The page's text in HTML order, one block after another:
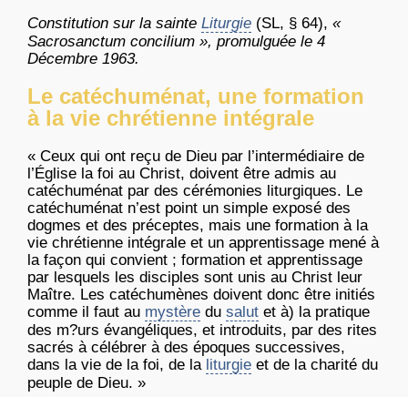
Constitution surla sainte Liturgie (SL, § 64), «
Sacrosanctum concilium », promulguée le 4
Décembre 1963.
Le catéchuménat, une formation
à la vie chrétienne intégrale
« Ceux qui ont reçu de Dieu par l’intermédiaire de
l’Église la foi au Christ, doivent être admis au
catéchuménat par des cérémonies liturgiques. Le
catéchuménat n’est point un simple exposé des
dogmes et des préceptes, mais une formation à la
vie chrétienne intégrale et un apprentissage mené à
la façon qui convient ; formation et apprentissage
par lesquels les disciples sont unis au Christ leur
Maître. Les catéchumènes doivent donc être initiés
comme il faut au mystère du salut et à) la pratique
des m?urs évangéliques, et introduits, par des rites
sacrés à célébrer à des époques successives,
dans la vie de la foi, de la liturgie et de la charité du
peuple de Dieu. »